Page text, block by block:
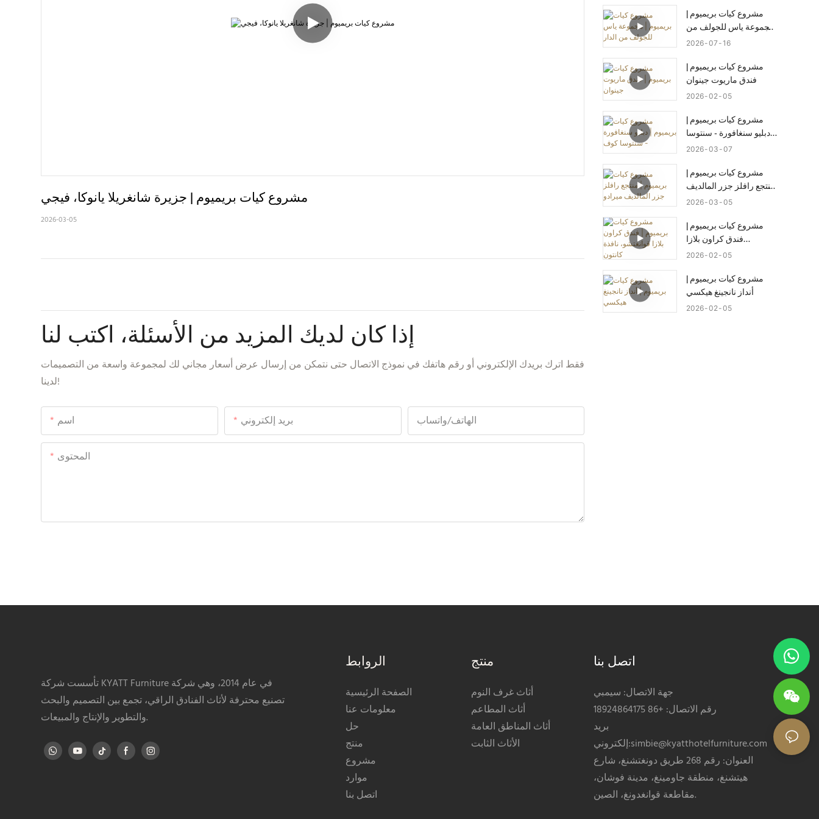
مشروع كيات بريميوم | جزيرة شانغريلا يانوكا، فيجي
2026-03-05
إذا كان لديك المزيد من الأسئلة، اكتب لنا
فقط اترك بريدك الإلكتروني أو رقم هاتفك في نموذج الاتصال حتى نتمكن من إرسال عرض أسعار مجاني لك لمجموعة واسعة من التصميمات
لدينا!
اسم بريد إلكتروني الهاتف/واتساب
المحتوى
مشروع كيات بريميوم |
مجموعة ياس للجولف من
الدار
2026 07 16
مشروع كيات بريميوم |
فندق ماريوت جينوان
2026 02 05
مشروع كيات بريميوم |
دبليو سنغافورة - سنتوسا
كوف
2026 03 07
مشروع كيات بريميوم |
منتجع رافلز جزر المالديف
ميرادو
2026 03 05
مشروع كيات بريميوم |
فندق كراون بلازا
قوانغتشو، نافذة كانتون
2026 02 05
مشروع كيات بريميوم |
أنداز نانجينغ هيكسي
2026 02 05
تأسست شركة KYATT Furniture في عام 2014، وهي شركة
تصنيع محترفة لأثاث الفنادق الراقي، تجمع بين التصميم والبحث
والتطوير والإنتاج والمبيعات.
الروابط
الصفحة الرئيسية
معلومات عنا
حل
منتج
مشروع
موارد
اتصل بنا
منتج
أثاث غرف النوم
أثاث المطاعم
أثاث المناطق العامة
الأثاث الثابت
اتصل بنا
جهة الاتصال: سيمبي
رقم الاتصال: +86 18924864175
بريد
إلكتروني:simbie@kyatthotelfurniture.com
العنوان: رقم 268 طريق دونغتشنغ، شارع
هيتشنغ، منطقة جاومينغ، مدينة فوشان،
مقاطعة قوانغدونغ، الصين.